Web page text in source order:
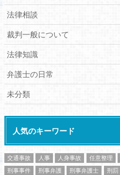
法律相談
裁判一般について
法律知識
弁護士の日常
未分類
人気のキーワード
交通事故 人事 人身事故 任意整理
刑事事件
刑事弁護 刑事弁護士 刑罰